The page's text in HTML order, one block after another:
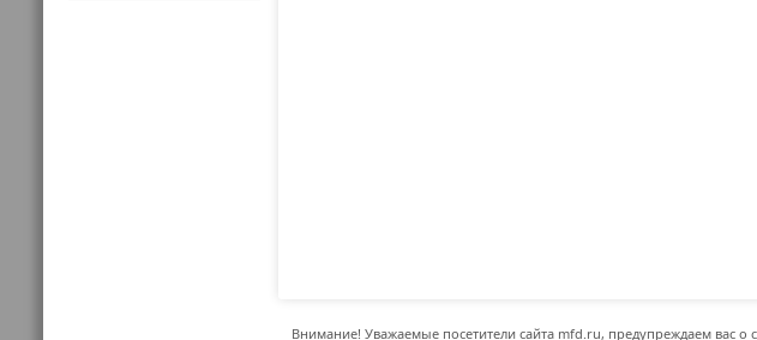
Внимание! Уважаемые посетители сайта mfd.ru, предупреждаем вас о